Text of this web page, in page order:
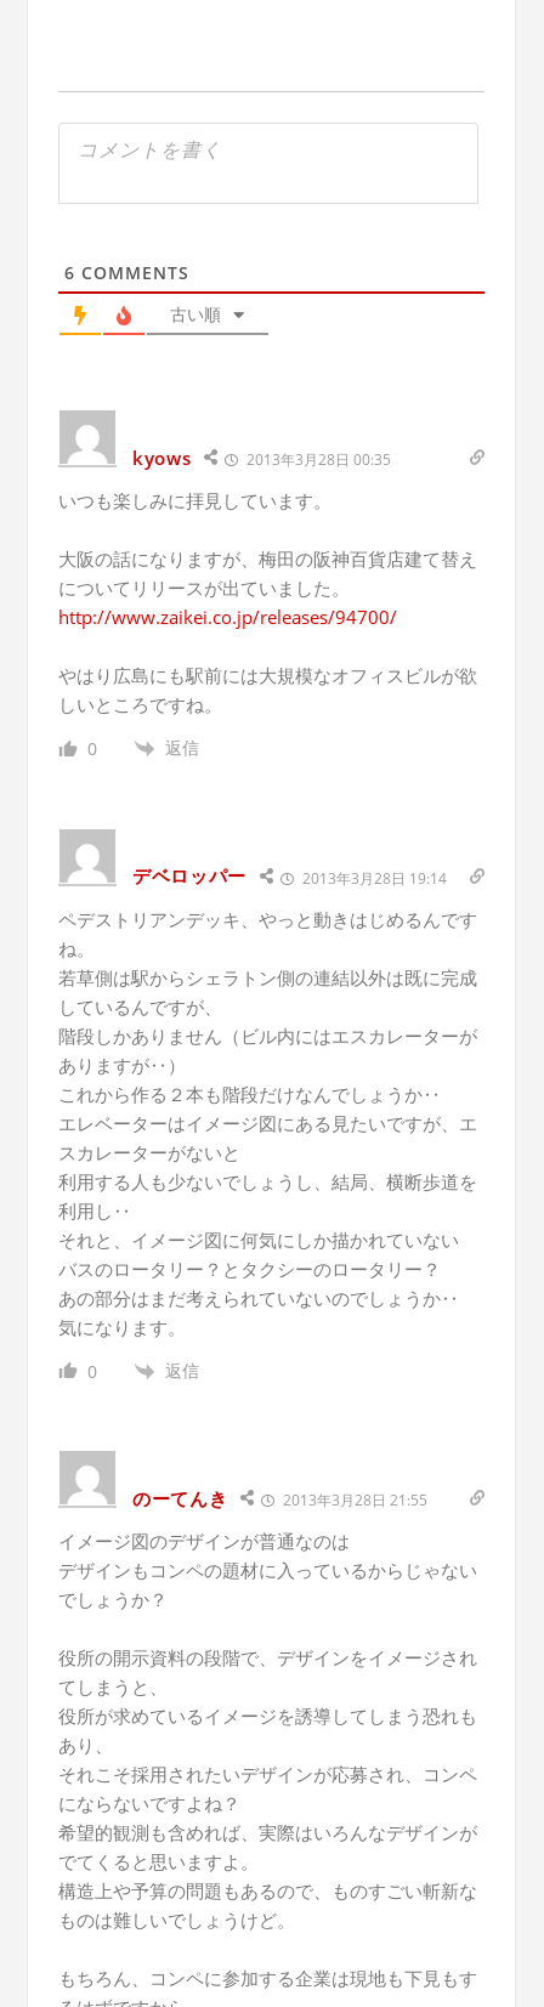
6 COMMENTS
古い順
kyows 2013年3月28日 00:35
いつも楽しみに拝見しています。
大阪の話になりますが、梅田の阪神百貨店建て替え
についてリリースが出ていました。
http://www.zaikei.co.jp/releases/94700/
やはり広島にも駅前には大規模なオフィスビルが欲
しいところですね。
0 返信
デベロッパー 2013年3月28日 19:14
ペデストリアンデッキ、やっと動きはじめるんです
ね。
若草側は駅からシェラトン側の連結以外は既に完成
しているんですが、
階段しかありません（ビル内にはエスカレーターが
ありますが‥）
これから作る２本も階段だけなんでしょうか‥
エレベーターはイメージ図にある見たいですが、エ
スカレーターがないと
利用する人も少ないでしょうし、結局、横断歩道を
利用し‥
それと、イメージ図に何気にしか描かれていない
バスのロータリー？とタクシーのロータリー？
あの部分はまだ考えられていないのでしょうか‥
気になります。
0 返信
のーてんき 2013年3月28日 21:55
イメージ図のデザインが普通なのは
デザインもコンペの題材に入っているからじゃない
でしょうか？
役所の開示資料の段階で、デザインをイメージされ
てしまうと、
役所が求めているイメージを誘導してしまう恐れも
あり、
それこそ採用されたいデザインが応募され、コンペ
にならないですよね？
希望的観測も含めれば、実際はいろんなデザインが
でてくると思いますよ。
構造上や予算の問題もあるので、ものすごい斬新な
ものは難しいでしょうけど。
もちろん、コンペに参加する企業は現地も下見もす